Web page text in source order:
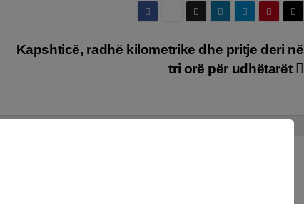
Kapshticë, radhë kilometrike dhe pritje deri në
tri orë për udhëtarët